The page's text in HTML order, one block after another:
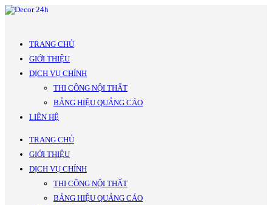
TRANG CHỦ
GIỚI THIỆU
DỊCH VỤ CHÍNH
THI CÔNG NỘI THẤT
BẢNG HIỆU QUẢNG CÁO
LIÊN HỆ
TRANG CHỦ
GIỚI THIỆU
DỊCH VỤ CHÍNH
THI CÔNG NỘI THẤT
BẢNG HIỆU QUẢNG CÁO